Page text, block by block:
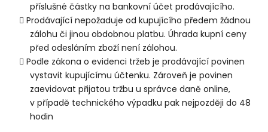
příslušné částky na bankovní účet prodávajícího.
Prodávající nepožaduje od kupujícího předem žádnou
zálohu či jinou obdobnou platbu. Úhrada kupní ceny
před odesláním zboží není zálohou.
Podle zákona o evidenci tržeb je prodávající povinen
vystavit kupujícímu účtenku. Zároveň je povinen
zaevidovat přijatou tržbu u správce daně online,
v případě technického výpadku pak nejpozději do 48
hodin